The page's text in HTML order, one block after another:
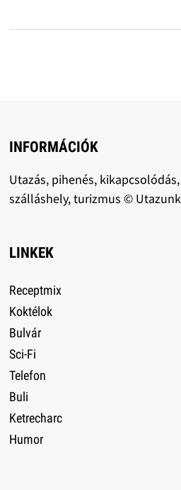
INFORMÁCIÓK
Utazás, pihenés,
szálláshely, turizmus ©
LINKEK
Receptmix
Koktélok
Bulvár
Sci-Fi
Telefon
Buli
Ketrecharc
Humor